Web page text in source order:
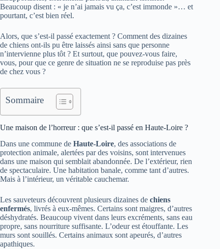
Beaucoup disent : « je n’ai jamais vu ça, c’est immonde »… et
pourtant, c’est bien réel.
Alors, que s’est-il passé exactement ? Comment des dizaines
de chiens ont-ils pu être laissés ainsi sans que personne
n’intervienne plus tôt ? Et surtout, que pouvez-vous faire,
vous, pour que ce genre de situation ne se reproduise pas près
de chez vous ?
Sommaire
Une maison de l’horreur : que s’est-il passé en Haute-Loire ?
Dans une commune de Haute-Loire, des associations de
protection animale, alertées par des voisins, sont intervenues
dans une maison qui semblait abandonnée. De l’extérieur, rien
de spectaculaire. Une habitation banale, comme tant d’autres.
Mais à l’intérieur, un véritable cauchemar.
Les sauveteurs découvrent plusieurs dizaines de chiens
enfermés, livrés à eux-mêmes. Certains sont maigres, d’autres
déshydratés. Beaucoup vivent dans leurs excréments, sans eau
propre, sans nourriture suffisante. L’odeur est étouffante. Les
murs sont souillés. Certains animaux sont apeurés, d’autres
apathiques.